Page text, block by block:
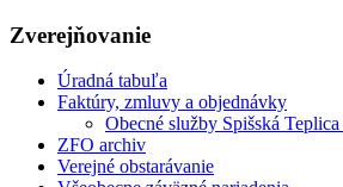
Zverejňovanie
Úradná tabuľa
Faktúry, zmluvy a objednávky
Obecné služby Spišská Teplica
ZFO archiv
Verejné obstarávanie